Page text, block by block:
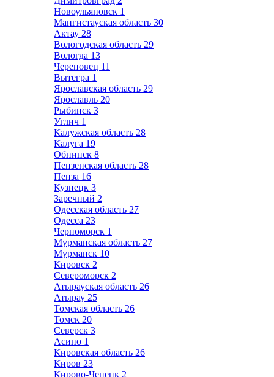
Новоульяновск 1
Мангистауская область 30
Актау 28
Вологодская область 29
Вологда 13
Череповец 11
Вытегра 1
Ярославская область 29
Ярославль 20
Рыбинск 3
Углич 1
Калужская область 28
Калуга 19
Обнинск 8
Пензенская область 28
Пенза 16
Кузнецк 3
Заречный 2
Одесская область 27
Одесса 23
Черноморск 1
Мурманская область 27
Мурманск 10
Кировск 2
Североморск 2
Атырауская область 26
Атырау 25
Томская область 26
Томск 20
Северск 3
Асино 1
Кировская область 26
Киров 23
Кирово-Чепецк 2